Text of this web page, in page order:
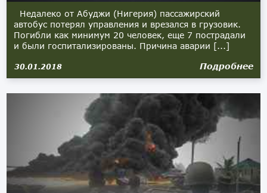
Недалеко от Абуджи (Нигерия) пассажирский
автобус потерял управления и врезался в грузовик.
Погибли как минимум 20 человек, еще 7 пострадали
и были госпитализированы. Причина аварии [...]
30.01.2018 Подробнее